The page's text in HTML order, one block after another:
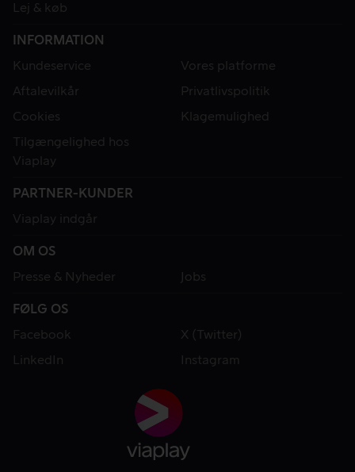
Lej & køb
INFORMATION
Kundeservice
Vores platforme
Aftalevilkår
Privatlivspolitik
Cookies
Klagemulighed
Tilgængelighed hos
Viaplay
PARTNER-KUNDER
Viaplay indgår
OM OS
Presse & Nyheder
Jobs
FØLG OS
Facebook
X (Twitter)
LinkedIn
Instagram